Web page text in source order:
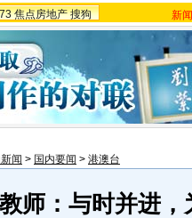
焦点房地产 搜狗 新闻
闻 > 国内要闻 > 港澳台
师：与时并进